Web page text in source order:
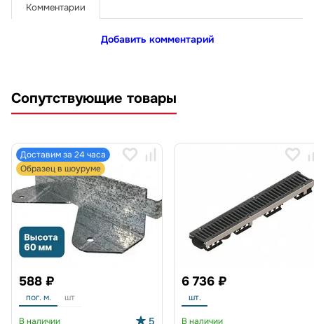
Комментарии
Добавить комментарий
Сопутствующие товары
Доставим за 24 часа
Образец в шоуруме
588 ₽
пог. м. шт
В наличии 5
6 736 ₽
шт.
В наличии